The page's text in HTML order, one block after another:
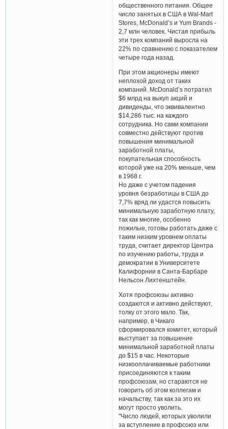
общественного питания. Общее
число занятых в США в Wal-Mart
Stores, McDonald’s и Yum Brands -
2,7 млн человек. Чистая прибыль
эти трех компаний выросла на
22% по сравнению с показателем
четыре года назад.
При этом акционеры имеют
неплохой доход от таких
компаний. McDonald’s потратил
$6 млрд на выкуп акций и
дивиденды, что эквивалентно
$14,286 тыс. на каждого
сотрудника. Но сами компании
совместно действуют против
повышения минимальной
заработной платы,
покупательная способность
которой уже на 20% меньше, чем
в 1968 г.
Но даже с учетом падения
уровня безработицы в США до
7,7% вряд ли удастся повысить
минимальную заработную плату,
так как многие, особенно
пожилые, готовы работать даже с
таким низким уровнем оплаты
труда, считает директор Центра
по изучению работы, труда и
демократии в Университете
Калифорнии в Санта-Барбаре
Нельсон Лихтенштейн.
Хотя профсоюзы активно
создаются и активно действуют,
толку от этого мало. Так,
например, в Чикаго
сформировался комитет, который
выступает за повышение
минимальной заработной платы
до $15 в час. Некоторые
низкооплачиваемые работники
присоединяются к таким
профсоюзам, но стараются не
говорить об этом коллегам и
начальству, так как за это их
могут просто уволить.
"Число людей, которых уволили
за вступление в профсоюз или